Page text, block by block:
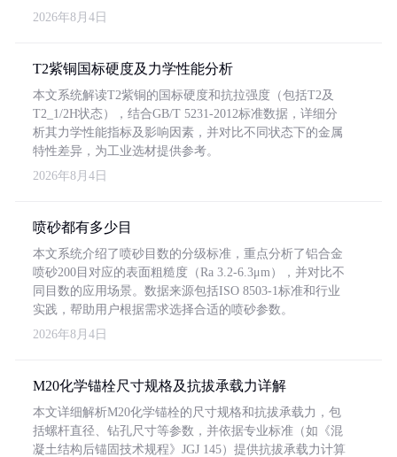
2026年8月4日
T2紫铜国标硬度及力学性能分析
本文系统解读T2紫铜的国标硬度和抗拉强度（包括T2及
T2_1/2H状态），结合GB/T 5231-2012标准数据，详细分
析其力学性能指标及影响因素，并对比不同状态下的金属
特性差异，为工业选材提供参考。
2026年8月4日
喷砂都有多少目
本文系统介绍了喷砂目数的分级标准，重点分析了铝合金
喷砂200目对应的表面粗糙度（Ra 3.2-6.3μm），并对比不
同目数的应用场景。数据来源包括ISO 8503-1标准和行业
实践，帮助用户根据需求选择合适的喷砂参数。
2026年8月4日
M20化学锚栓尺寸规格及抗拔承载力详解
本文详细解析M20化学锚栓的尺寸规格和抗拔承载力，包
括螺杆直径、钻孔尺寸等参数，并依据专业标准（如《混
凝土结构后锚固技术规程》JGJ 145）提供抗拔承载力计算